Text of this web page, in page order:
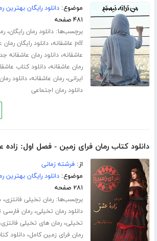
موضوع:دانلود رایگان بهترین
۴۸۱ صفحه
برچسب‌ها:دانلود رمان رایگان،
pdf عاشقانه ،دانلود رایگان رمان
عاشقانه،دانلود رمان عاشقانه
رمان عاشقانه،دانلود کتاب
ایرانی،رمان عاشقانه،دانلود رمان
دانلود رمان اجتماعی
دانلود کتاب رمان فرای زمین - فصل اول:
از:فرشته زمانی
موضوع:دانلود رایگان بهترین
۲۸۱ صفحه
برچسب‌ها:رمان تخیلی فانتزی،
دانلود رمان تخیلی،رمان فارسی
تخیلی،رمان های تخیلی فانتزی
رمان فرای زمین کامل،دانلود